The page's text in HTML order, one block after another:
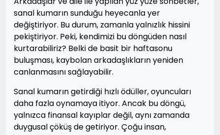
sanal kumarın sunduğu heyecanla yer
değiştiriyor. Bu durum, zamanla yalnızlık hissini
pekiştiriyor. Peki, kendimizi bu döngüden nasıl
kurtarabiliriz? Belki de basit bir haftasonu
buluşması, kaybolan arkadaşlıkların yeniden
canlanmasını sağlayabilir.
Sanal kumarın getirdiği hızlı ödüller, oyuncuları
daha fazla oynamaya itiyor. Ancak bu döngü,
yalnızca finansal kayıplar değil, aynı zamanda
duygusal çöküş de getiriyor. Çoğu insan,